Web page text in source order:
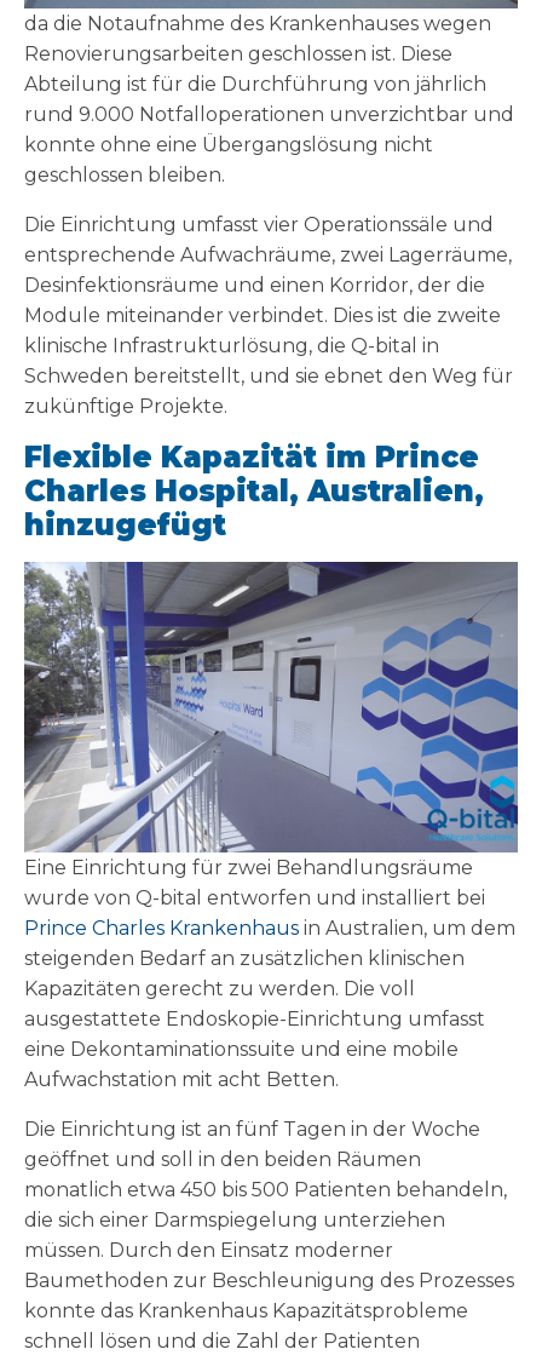
da die Notaufnahme des Krankenhauses wegen
Renovierungsarbeiten geschlossen ist. Diese
Abteilung ist für die Durchführung von jährlich
rund 9.000 Notfalloperationen unverzichtbar und
konnte ohne eine Übergangslösung nicht
geschlossen bleiben.
Die Einrichtung umfasst vier Operationssäle und
entsprechende Aufwachräume, zwei Lagerräume,
Desinfektionsräume und einen Korridor, der die
Module miteinander verbindet. Dies ist die zweite
klinische Infrastrukturlösung, die Q-bital in
Schweden bereitstellt, und sie ebnet den Weg für
zukünftige Projekte.
Flexible Kapazität im Prince
Charles Hospital, Australien,
hinzugefügt
Eine Einrichtung für zwei Behandlungsräume
wurde von Q-bital entworfen und installiert bei
Prince Charles Krankenhaus in Australien, um dem
steigenden Bedarf an zusätzlichen klinischen
Kapazitäten gerecht zu werden. Die voll
ausgestattete Endoskopie-Einrichtung umfasst
eine Dekontaminationssuite und eine mobile
Aufwachstation mit acht Betten.
Die Einrichtung ist an fünf Tagen in der Woche
geöffnet und soll in den beiden Räumen
monatlich etwa 450 bis 500 Patienten behandeln,
die sich einer Darmspiegelung unterziehen
müssen. Durch den Einsatz moderner
Baumethoden zur Beschleunigung des Prozesses
konnte das Krankenhaus Kapazitätsprobleme
schnell lösen und die Zahl der Patienten